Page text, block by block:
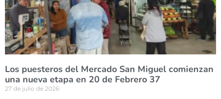
Los puesteros del Mercado San Miguel comienzan
una nueva etapa en 20 de Febrero 37
27 de julio de 2026